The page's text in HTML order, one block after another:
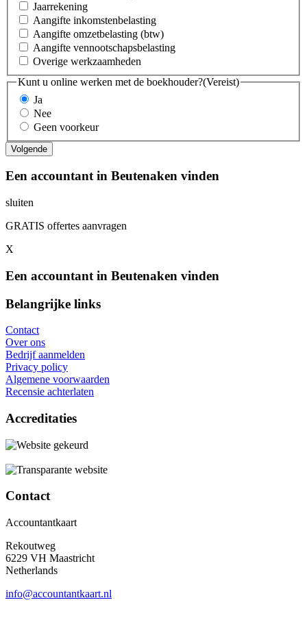
Jaarrekening
Aangifte inkomstenbelasting
Aangifte omzetbelasting (btw)
Aangifte vennootschapsbelasting
Overige werkzaamheden
Kunt u online werken met de boekhouder?(Vereist)
Ja
Nee
Geen voorkeur
Een accountant in Beutenaken vinden
sluiten
GRATIS offertes aanvragen
X
Een accountant in Beutenaken vinden
Belangrijke links
Contact
Over ons
Bedrijf aanmelden
Privacy policy
Algemene voorwaarden
Recensie achterlaten
Accreditaties
Contact
Accountantkaart
Rekoutweg
6229 VH Maastricht
Netherlands
info@accountantkaart.nl